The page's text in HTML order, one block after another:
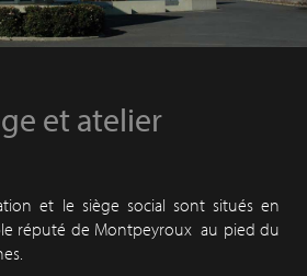
et atelier
et le siège social sont situés en
réputé de Montpeyroux au pied du